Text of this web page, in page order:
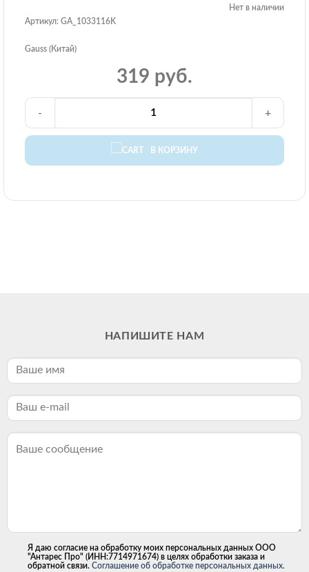
Нет в наличии
Артикул: GA_1033116K
Gauss (Китай)
319 руб.
В КОРЗИНУ
- +
НАПИШИТЕ НАМ
Я даю согласие на обработку моих персональных данных ООО
"Антарес Про" (ИНН:7714971674) в целях обработки заказа и
обратной связи. Соглашение об обработке персональных данных.